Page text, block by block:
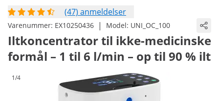
(47) anmeldelser
Varenummer: EX10250436 | Model: UNI_OC_100
Iltkoncentrator til ikke-medicinske
formål – 1 til 6 l/min – op til 90 % ilt
1/4